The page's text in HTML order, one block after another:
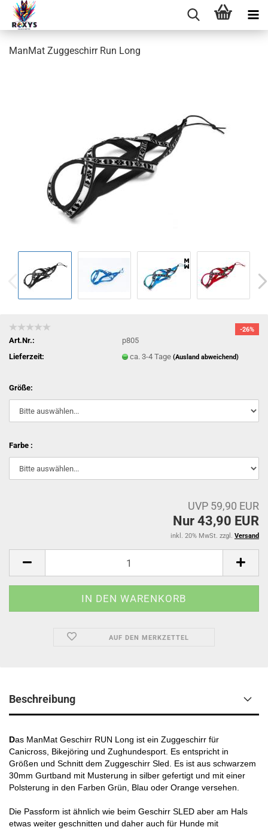
ManMat Zuggeschirr Run Long
-26%
Art.Nr.:
p805
Lieferzeit:
ca. 3-4 Tage(Ausland abweichend)
Größe:
Farbe :
UVP 59,90 EUR
Nur 43,90 EUR
inkl. 20% MwSt. zzgl. Versand
AUF DEN MERKZETTEL
Beschreibung
Das ManMat Geschirr RUN Long ist ein Zuggeschirr für
Canicross, Bikejöring und Zughundesport. Es entspricht in
Größen und Schnitt dem Zuggeschirr Sled. Es ist aus schwarzem
30mm Gurtband mit Musterung in silber gefertigt und mit einer
Polsterung in den Farben Grün, Blau oder Orange versehen.
Die Passform ist ähnlich wie beim Geschirr SLED aber am Hals
etwas weiter geschnitten und daher auch für Hunde mit